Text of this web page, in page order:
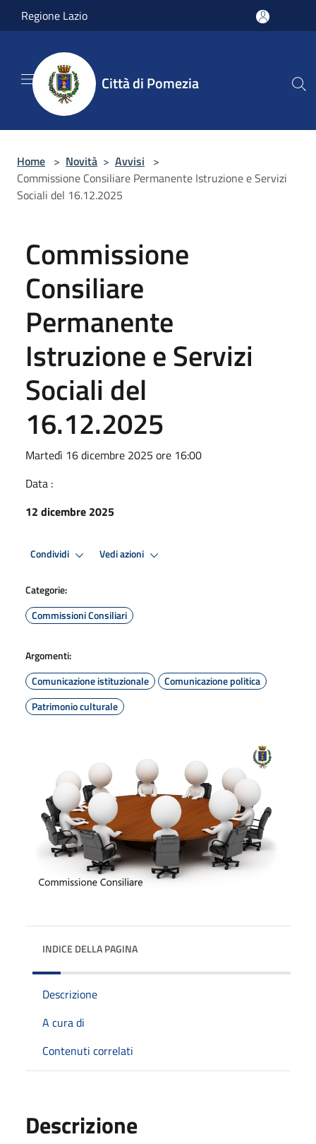
Salta al contenuto principale
Regione Lazio
Città di Pomezia
Home > Novità > Avvisi >
Commissione Consiliare Permanente Istruzione e Servizi
Sociali del 16.12.2025
Commissione
Consiliare
Permanente
Istruzione e Servizi
Sociali del
16.12.2025
Martedì 16 dicembre 2025 ore 16:00
Data :
12 dicembre 2025
Condividi Vedi azioni
Categorie:
Commissioni Consiliari
Argomenti:
Comunicazione istituzionale
Comunicazione politica
Patrimonio culturale
INDICE DELLA PAGINA
Descrizione
A cura di
Contenuti correlati
Descrizione